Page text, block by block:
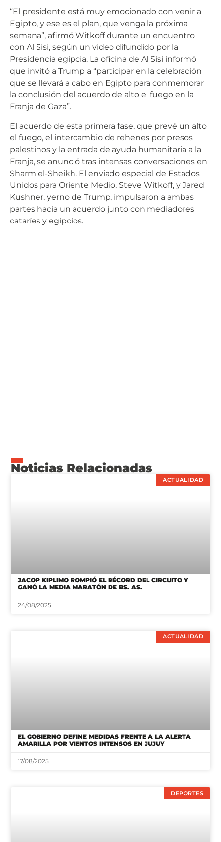
“El presidente está muy emocionado con venir a
Egipto, y ese es el plan, que venga la próxima
semana”, afirmó Witkoff durante un encuentro
con Al Sisi, según un video difundido por la
Presidencia egipcia. La oficina de Al Sisi informó
que invitó a Trump a “participar en la celebración
que se llevará a cabo en Egipto para conmemorar
la conclusión del acuerdo de alto el fuego en la
Franja de Gaza”.
El acuerdo de esta primera fase, que prevé un alto
el fuego, el intercambio de rehenes por presos
palestinos y la entrada de ayuda humanitaria a la
Franja, se anunció tras intensas conversaciones en
Sharm el-Sheikh. El enviado especial de Estados
Unidos para Oriente Medio, Steve Witkoff, y Jared
Kushner, yerno de Trump, impulsaron a ambas
partes hacia un acuerdo junto con mediadores
cataríes y egipcios.
Noticias Relacionadas
ACTUALIDAD
JACOP KIPLIMO ROMPIÓ EL RÉCORD DEL CIRCUITO Y
GANÓ LA MEDIA MARATÓN DE BS. AS.
24/08/2025
ACTUALIDAD
EL GOBIERNO DEFINE MEDIDAS FRENTE A LA ALERTA
AMARILLA POR VIENTOS INTENSOS EN JUJUY
17/08/2025
DEPORTES